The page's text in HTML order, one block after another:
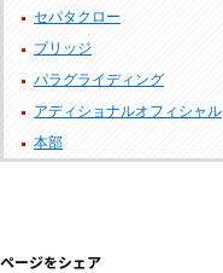
セパタクロー
ブリッジ
パラグライディング
アディショナルオフィシャル
本部
ページをシェア